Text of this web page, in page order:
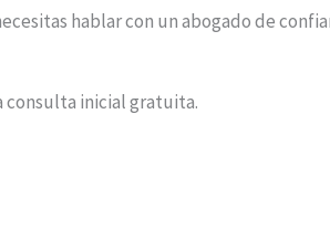
hablar con un abogado de
consulta inicial gratuita.